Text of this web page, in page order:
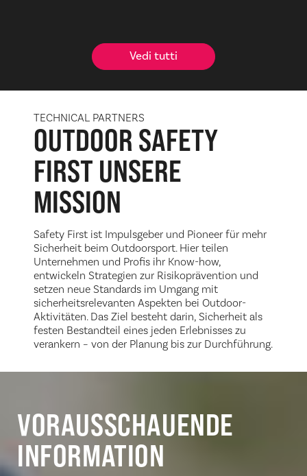
Vedi tutti
TECHNICAL PARTNERS
OUTDOOR SAFETY
FIRST UNSERE
MISSION
Safety First ist Impulsgeber und Pioneer für mehr
Sicherheit beim Outdoorsport. Hier teilen
Unternehmen und Profis ihr Know-how,
entwickeln Strategien zur Risikoprävention und
setzen neue Standards im Umgang mit
sicherheitsrelevanten Aspekten bei Outdoor-
Aktivitäten. Das Ziel besteht darin, Sicherheit als
festen Bestandteil eines jeden Erlebnisses zu
verankern – von der Planung bis zur Durchführung.
VORAUSSCHAUENDE
INFORMATION